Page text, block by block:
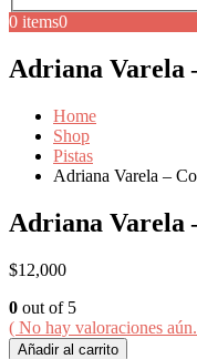
0 items0
Adriana Varela
Home
Shop
Pistas
Adriana Varela –
Adriana Varela
$12,000
0 out of 5
( No hay valoraciones
Añadir al carrito